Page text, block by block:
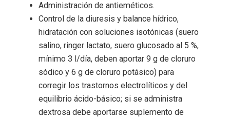
Administración de antieméticos.
Control de la diuresis y balance hídrico,
hidratación con soluciones isotónicas (suero
salino, ringer lactato, suero glucosado al 5 %,
mínimo 3 l/día, deben aportar 9 g de cloruro
sódico y 6 g de cloruro potásico) para
corregir los trastornos electrolíticos y del
equilibrio ácido-básico; si se administra
dextrosa debe aportarse suplemento de